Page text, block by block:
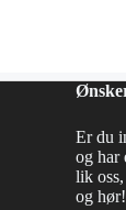
Er du
og har
lik
og